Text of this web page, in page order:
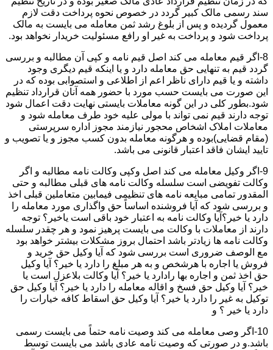
سند رسمی مالک کبیر گردد در خصوص نحوه پرداخت دقت لازم
معمول گردیده و پس از بلوغ رشد ثمن معامله می بایست به مالک
پرداخت شود و پرداخت به غیر او رافع مسئولیت خریدار نخواهد بود.
8-اگر قیم معامله می کند اصل قیم نامه و کپی آن مطالبه و بررسی
گردد قیم به تنهایی حق معامله دارد و یا اینکه قیم دیگری وجود
داشته و یا قیم دارای ناظر اعم از اطلاعی و استصوابی بوده که در
این صورت می بایست حسب مورد با حضور همه آنان قرارداد تنظیم
شود.بطور کلی در این گونه معاملات بایستی نهایت دقت اعمال شود
توجه دارند قیم نمی تواند با مولی علیه خود طرف معامله شود و
معاملات املاک اشخاص محجور نیازمند مجوز اداره سرپرستی
(مقام قضایی)بوده و هرگونه معامله بدون کسب مجوز و یا تصویب و
تایید ایشان فاقد اعتبار قانونی می باشد.
9-اگر وکیل معامله می کند اصل وکپی وکالت نامه مطالبه و اگر
وکالت تفویضی است سلسله وکالت نامه های قبلی مطالبه و حتی
المقدور تمامی مبایعه نامه های تنظیمی فیمابین متعاملین قبلی اخذ
و بررسی شود که آیا فروشنده اساساً حق واگذاری مورد معامله را
دارد یا خیر؟آیا وکالت نامه به اعتبار خود باقی است یاخیر؟ توجه
دارند از معاملات با وکالت می بایست پرهیز نمود و هر چقدر سلسله
وکالت نامه ها زیادتر باشد احتمال بروز مشکلات بیشتر خواهد بود
مع الوصف ضروری است بررسی شود که آیا وکیل حق خرید و
فروش یا اجاره با هرشخص و به هر مبلغ را دارد یا خیر؟ آیا وکیل
حق اخذ ثمن و اجاره بها رادارد یا خیر؟ آیا وکالت بلاعزل است یا
خیر؟ آیا وکیل حق فسخ و اقاله معامله را دارد یا خیر؟ آیا وکیل حق
توکیل به غیر را دارد یا خیر؟ آیا وکیل حق اسقاط کافه خیارات را
دارد یا خیر ؟ و
10-اگر وصی معامله می کند وصیت نامه حتماً می بایست رسمی
باشد.و در صورتی که وصیت نامه عادی باشد می بایست توسط